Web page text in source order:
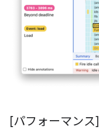
[パフォーマン